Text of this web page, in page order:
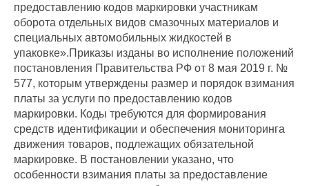
предоставлению кодов маркировки участникам
оборота отдельных видов смазочных материалов и
специальных автомобильных жидкостей в
упаковке».Приказы изданы во исполнение положений
постановления Правительства РФ от 8 мая 2019 г. №
577, которым утверждены размер и порядок взимания
платы за услуги по предоставлению кодов
маркировки. Коды требуются для формирования
средств идентификации и обеспечения мониторинга
движения товаров, подлежащих обязательной
маркировке. В постановлении указано, что
особенности взимания платы за предоставление